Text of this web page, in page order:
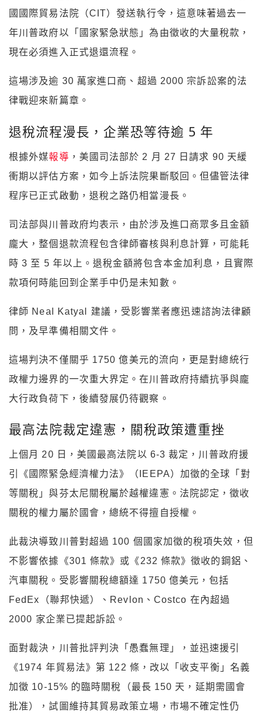
國國際貿易法院（CIT）發送執行令，這意味著過去一
年川普政府以「國家緊急狀態」為由徵收的大量稅款，
現在必須進入正式退還流程。
這場涉及逾 30 萬家進口商、超過 2000 宗訴訟案的法
律戰迎來新篇章。
退稅流程漫長，企業恐等待逾 5 年
根據外媒報導 ，美國司法部於 2 月 27 日請求 90 天緩
衝期以評估方案，如今上訴法院果斷駁回。但儘管法律
程序已正式啟動，退稅之路仍相當漫長。
司法部與川普政府均表示，由於涉及進口商眾多且金額
龐大，整個退款流程包含律師審核與利息計算，可能耗
時 3 至 5 年以上。退稅金額將包含本金加利息，且實際
款項何時能回到企業手中仍是未知數。
律師 Neal Katyal 建議，受影響業者應迅速諮詢法律顧
問，及早準備相關文件。
這場判決不僅關乎 1750 億美元的流向，更是對總統行
政權力邊界的一次重大界定。在川普政府持續抗爭與龐
大行政負荷下，後續發展仍待觀察。
最高法院裁定違憲，關稅政策遭重挫
上個月 20 日，美國最高法院以 6-3 裁定，川普政府援
引《國際緊急經濟權力法》（IEEPA）加徵的全球「對
等關稅」與芬太尼關稅屬於越權違憲。法院認定，徵收
關稅的權力屬於國會，總統不得擅自授權。
此裁決導致川普對超過 100 個國家加徵的稅項失效，但
不影響依據《301 條款》或《232 條款》徵收的鋼鋁、
汽車關稅。受影響關稅總額達 1750 億美元，包括
FedEx（聯邦快遞）、Revlon、Costco 在內超過
2000 家企業已提起訴訟。
面對裁決，川普批評判決「愚蠢無理」，並迅速援引
《1974 年貿易法》第 122 條，改以「收支平衡」名義
加徵 10-15% 的臨時關稅（最長 150 天，延期需國會
批准），試圖維持其貿易政策立場，市場不確定性仍